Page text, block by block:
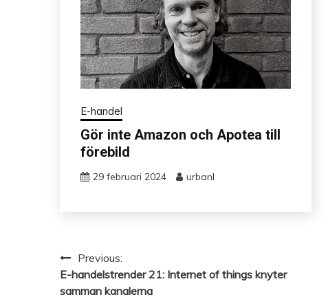
E-handel
Gör inte Amazon och Apotea till
förebild
29 februari 2024 urbanl
Inläggsnavigering
Previous:
E-handelstrender 21: Internet of things knyter
samman kanalerna